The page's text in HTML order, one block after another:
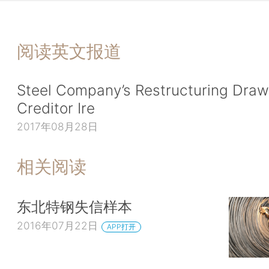
阅读英文报道
Steel Company’s Restructuring
Creditor Ire
2017年08月28日
相关阅读
东北特钢失信样本
2016年07月22日 APP打开